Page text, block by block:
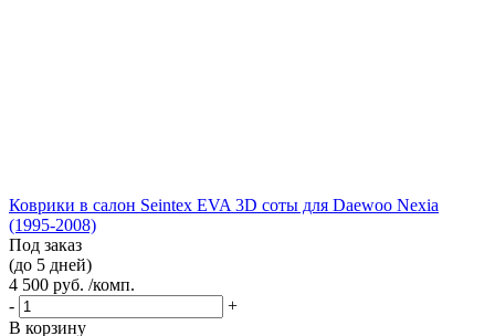
Коврики в салон Seintex EVA 3D соты для Daewoo Nexia
(1995-2008)
Под заказ
(до 5 дней)
4 500 руб. /комп.
-
+
В корзину